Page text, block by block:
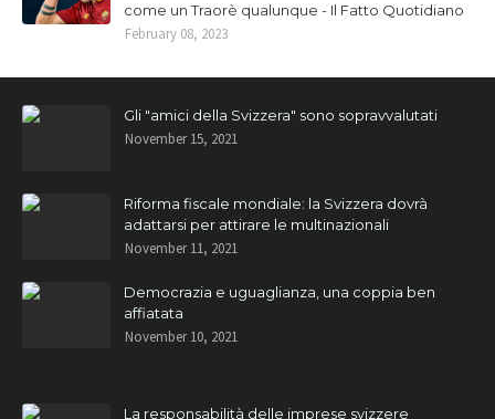
come un Traorè qualunque - Il Fatto Quotidiano
February 08, 2023
Gli "amici della Svizzera" sono sopravvalutati
November 15, 2021
Riforma fiscale mondiale: la Svizzera dovrà
adattarsi per attirare le multinazionali
November 11, 2021
Democrazia e uguaglianza, una coppia ben
affiatata
November 10, 2021
La responsabilità delle imprese svizzere